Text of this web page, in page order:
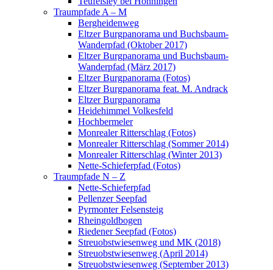
Traumpfade A – M
Bergheidenweg
Eltzer Burgpanorama und Buchsbaum-
Wanderpfad (Oktober 2017)
Eltzer Burgpanorama und Buchsbaum-
Wanderpfad (März 2017)
Eltzer Burgpanorama (Fotos)
Eltzer Burgpanorama feat. M. Andrack
Eltzer Burgpanorama
Heidehimmel Volkesfeld
Hochbermeler
Monrealer Ritterschlag (Fotos)
Monrealer Ritterschlag (Sommer 2014)
Monrealer Ritterschlag (Winter 2013)
Nette-Schieferpfad (Fotos)
Traumpfade N – Z
Nette-Schieferpfad
Pellenzer Seepfad
Pyrmonter Felsensteig
Rheingoldbogen
Riedener Seepfad (Fotos)
Streuobstwiesenweg und MK (2018)
Streuobstwiesenweg (April 2014)
Streuobstwiesenweg (September 2013)